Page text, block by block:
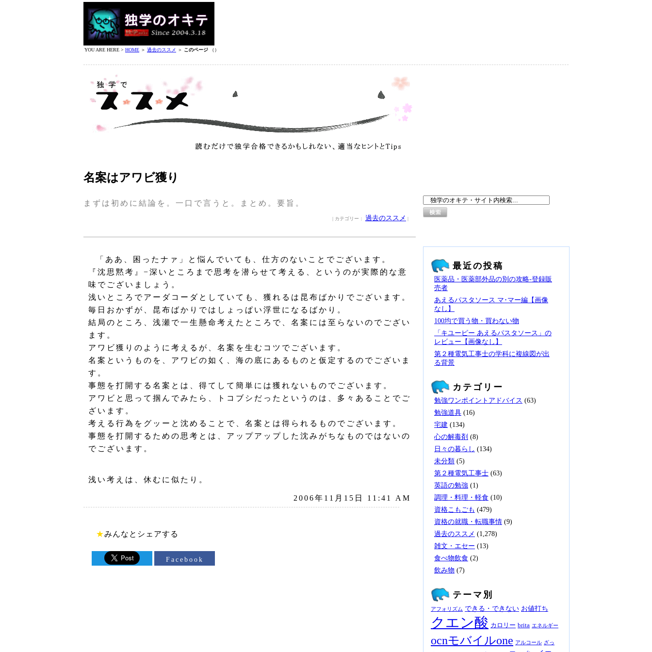
YOU ARE HERE > HOME ＞ 過去のススメ ＞ このページ （）
名案はアワビ獲り
まずは初めに結論を。一口で言うと。まとめ。要旨。
| カテゴリー： 過去のススメ |
「ああ、困ったナァ」と悩んでいても、仕方のないことでございます。
『沈思黙考』−深いところまで思考を潜らせて考える、というのが実際的な意
味でございましょう。
浅いところでアーダコーダとしていても、獲れるは昆布ばかりでございます。
毎日おかずが、昆布ばかりではしょっぱい浮世になるばかり。
結局のところ、浅瀬で一生懸命考えたところで、名案には至らないのでござい
ます。
アワビ獲りのように考えるが、名案を生むコツでございます。
名案というものを、アワビの如く、海の底にあるものと仮定するのでございま
す。
事態を打開する名案とは、得てして簡単には獲れないものでございます。
アワビと思って掴んでみたら、トコブシだったというのは、多々あることでご
ざいます。
考える行為をグッーと沈めることで、名案とは得られるものでございます。
事態を打開するための思考とは、アップアップした沈みがちなものではないの
でございます。
浅い考えは、休むに似たり。
2006年11月15日 11:41 AM
★みんなとシェアする
Facebook
最近の投稿
医薬品・医薬部外品の別の攻略‐登録販
売者
あえるパスタソース マ･マー編【画像
なし】
100均で買う物・買わない物
「キユーピー あえるパスタソース」の
レビュー【画像なし】
第２種電気工事士の学科に複線図が出
る背景
カテゴリー
勉強ワンポイントアドバイス (63)
勉強道具 (16)
宅建 (134)
心の解毒剤 (8)
日々の暮らし (134)
未分類 (5)
第２種電気工事士 (63)
英語の勉強 (1)
調理・料理・軽食 (10)
資格こもごも (479)
資格の就職・転職事情 (9)
過去のススメ (1,278)
雑文・エセー (13)
食べ物飲食 (2)
飲み物 (7)
テーマ別
アフォリズム できる・できない お値打ち
クエン酸 カロリー brita エネルギー
ocnモバイルone アルコール ざっ